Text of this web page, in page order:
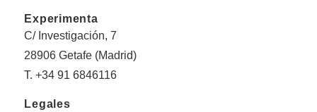
Experimenta
C/ Investigación, 7
28906 Getafe (Madrid)
T. +34 91 6846116
Legales